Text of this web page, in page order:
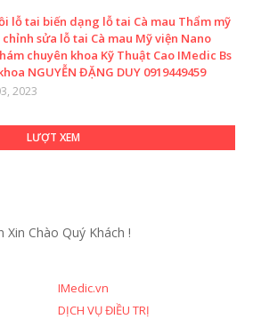
lỗ tai biến dạng lỗ tai Cà mau Thẩm mỹ
sửa lỗ tai Cà mau Mỹ viện Nano
chuyên khoa Kỹ Thuật Cao IMedic Bs
NGUYỄN ĐẶNG DUY 0919449459
2023
LƯỢT XEM
Xin Chào Quý Khách !
IMedic.vn
DỊCH VỤ ĐIỀU TRỊ